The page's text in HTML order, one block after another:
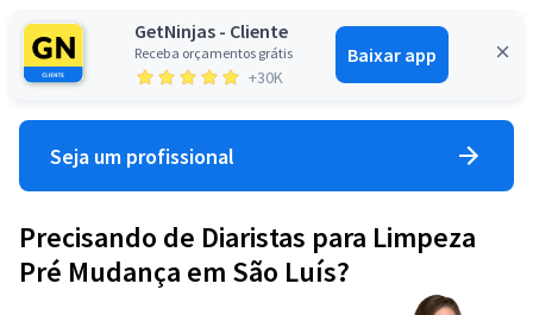
GetNinjas - Cliente
Receba orçamentos grátis
+30K
Baixar app
Entrar
Seja um profissional
Precisando de Diaristas para Limpeza
Pré Mudança em São Luís?